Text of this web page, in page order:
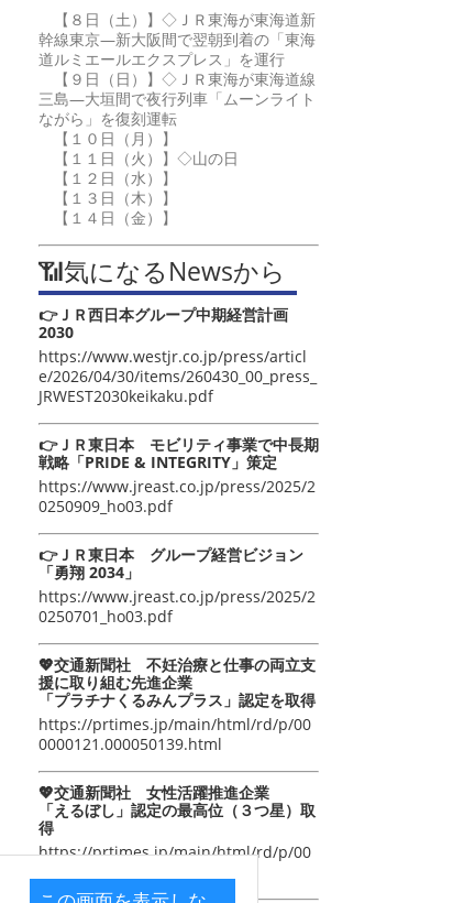
【８日（土）】◇ＪＲ東海が東海道新
幹線東京―新大阪間で翌朝到着の「東海
道ルミエールエクスプレス」を運行
【９日（日）】◇ＪＲ東海が東海道線
三島―大垣間で夜行列車「ムーンライト
ながら」を復刻運転
【１０日（月）】
【１１日（火）】◇山の日
【１２日（水）】
【１３日（木）】
【１４日（金）】
📶気になるNewsから
👉ＪＲ西日本グループ中期経営計画
2030
https://www.westjr.co.jp/press/articl
e/2026/04/30/items/260430_00_press_
JRWEST2030keikaku.pdf
👉ＪＲ東日本 モビリティ事業で中長期
戦略「PRIDE & INTEGRITY」策定
https://www.jreast.co.jp/press/2025/2
0250909_ho03.pdf
👉ＪＲ東日本 グループ経営ビジョン
「勇翔 2034」
https://www.jreast.co.jp/press/2025/2
0250701_ho03.pdf
💖交通新聞社 不妊治療と仕事の両立支
援に取り組む先進企業
「プラチナくるみんプラス」認定を取得
https://prtimes.jp/main/html/rd/p/00
0000121.000050139.html
💖交通新聞社 女性活躍推進企業
「えるぼし」認定の最高位（３つ星）取
得
https://prtimes.jp/main/html/rd/p/00